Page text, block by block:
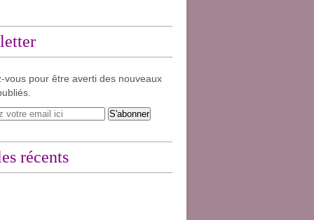
vous pour être averti des nouveaux
récents